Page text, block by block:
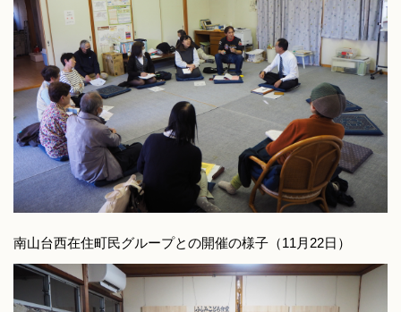
南山台西在住町民グループとの開催の様子（11月22日）